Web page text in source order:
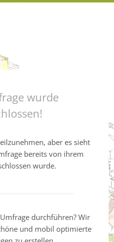
wurde
aber es sieht
bereits von ihrem
wurde.
durchführen? Wir
und mobil optimierte